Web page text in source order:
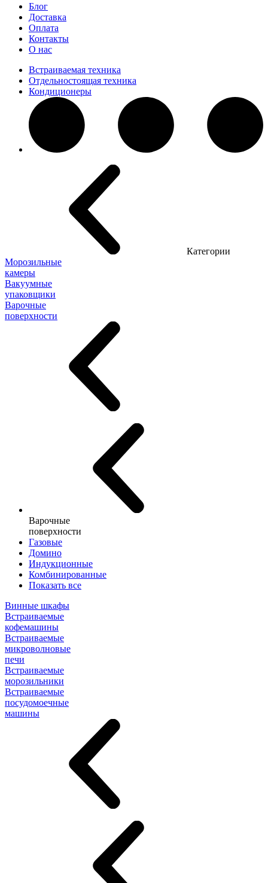
Блог
Доставка
Оплата
Контакты
О нас
Встраиваемая техника
Отдельностоящая техника
Кондиционеры
Категории
Морозильные
камеры
Вакуумные
упаковщики
Варочные
поверхности
Варочные
поверхности
Газовые
Домино
Индукционные
Комбинированные
Показать все
Винные шкафы
Встраиваемые
кофемашины
Встраиваемые
микроволновые
печи
Встраиваемые
морозильники
Встраиваемые
посудомоечные
машины